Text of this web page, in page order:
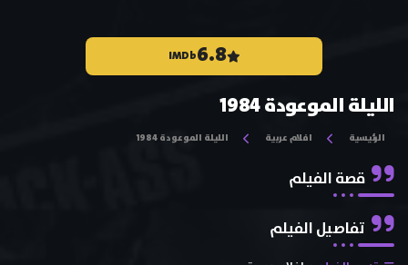
6.8
IMDb
الليلة الموعودة 1984
الرئيسية افلام عربية الليلة الموعودة 1984
قصة الفيلم
تفاصيل الفيلم